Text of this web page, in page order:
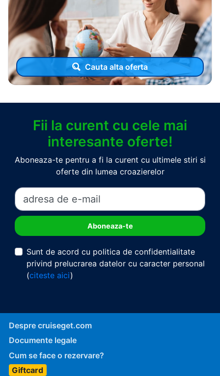
Cauta alta oferta
Fii la curent cu cele mai
interesante oferte!
Aboneaza-te pentru a fi la curent cu ultimele stiri si
oferte din lumea croazierelor
Sunt de acord cu politica de confidentialitate
privind prelucrarea datelor cu caracter personal
(citeste aici)
Despre cruiseget.com
Documente legale
Cum se face o rezervare?
Giftcard